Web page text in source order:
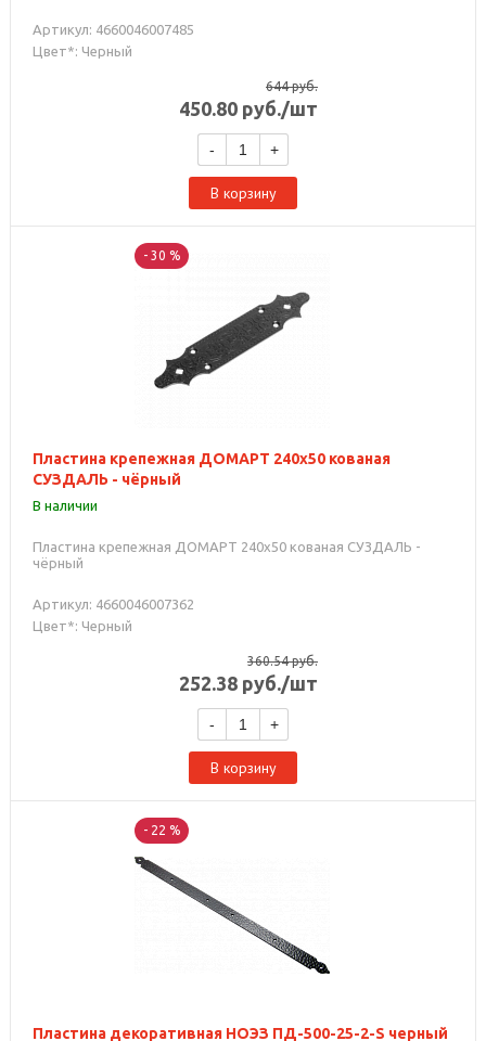
Артикул: 4660046007485
Цвет*: Черный
644руб.
450.80 руб./шт
- +
В корзину
- 30 %
Пластина крепежная ДОМАРТ 240х50 кованая
СУЗДАЛЬ - чёрный
В наличии
Пластина крепежная ДОМАРТ 240х50 кованая СУЗДАЛЬ -
чёрный
Артикул: 4660046007362
Цвет*: Черный
360.54руб.
252.38 руб./шт
- +
В корзину
- 22 %
Пластина декоративная НОЭЗ ПД-500-25-2-S черный